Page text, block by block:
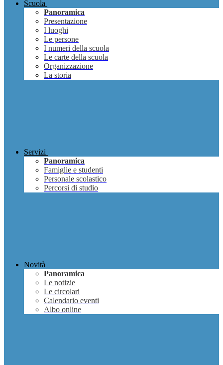
Scuola
Panoramica
Presentazione
I luoghi
Le persone
I numeri della scuola
Le carte della scuola
Organizzazione
La storia
Servizi
Panoramica
Famiglie e studenti
Personale scolastico
Percorsi di studio
Novità
Panoramica
Le notizie
Le circolari
Calendario eventi
Albo online